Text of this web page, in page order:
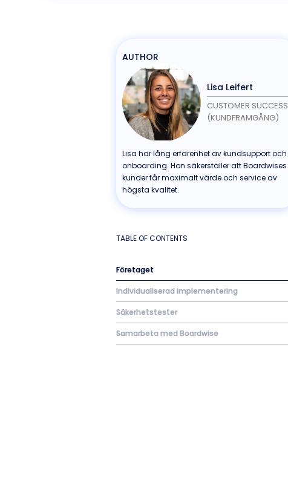
AUTHOR
Lisa Leifert
CUSTOMER SUCCESS
(KUNDFRAMGÅNG)
Lisa har lång erfarenhet av kundsupport och
onboarding. Hon säkerställer att Boardwises
kunder får maximalt värde och service av
högsta kvalitet.
TABLE OF CONTENTS
Företaget
Individualiserad implementering
Säkerhetstester
Samarbeta med Boardwise